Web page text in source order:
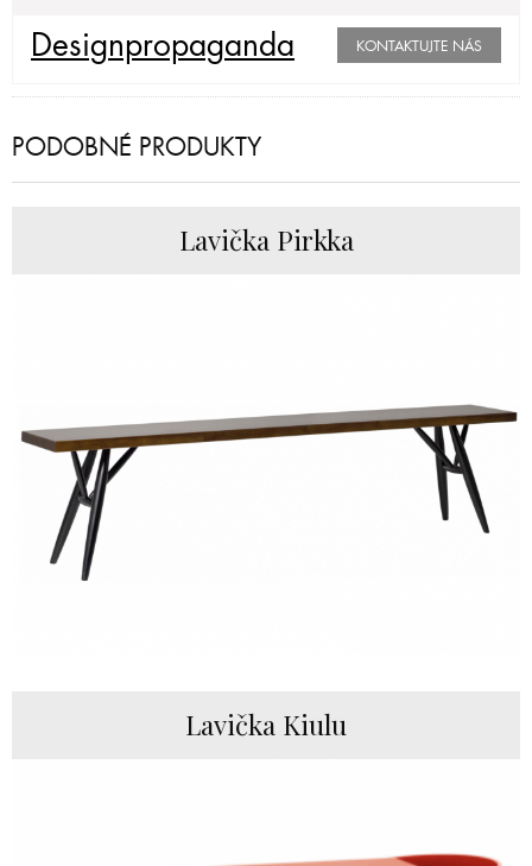
Designpropaganda KONTAKTUJTE NÁS
PODOBNÉ PRODUKTY
Lavička Pirkka
Lavička Kiulu